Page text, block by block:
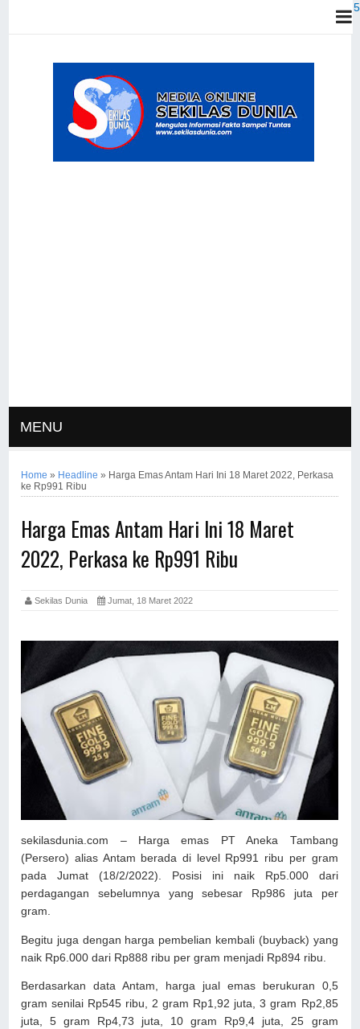
MENU
Home » Headline » Harga Emas Antam Hari Ini 18 Maret 2022, Perkasa
ke Rp991 Ribu
Harga Emas Antam Hari Ini 18 Maret
2022, Perkasa ke Rp991 Ribu
Sekilas Dunia Jumat, 18 Maret 2022
sekilasdunia.com – Harga emas PT Aneka Tambang
(Persero) alias Antam berada di level Rp991 ribu per gram
pada Jumat (18/2/2022). Posisi ini naik Rp5.000 dari
perdagangan sebelumnya yang sebesar Rp986 juta per
gram.
Begitu juga dengan harga pembelian kembali (buyback) yang
naik Rp6.000 dari Rp888 ribu per gram menjadi Rp894 ribu.
Berdasarkan data Antam, harga jual emas berukuran 0,5
gram senilai Rp545 ribu, 2 gram Rp1,92 juta, 3 gram Rp2,85
juta, 5 gram Rp4,73 juta, 10 gram Rp9,4 juta, 25 gram